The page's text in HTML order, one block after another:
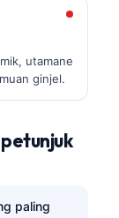
utamane
ginjel.
paling